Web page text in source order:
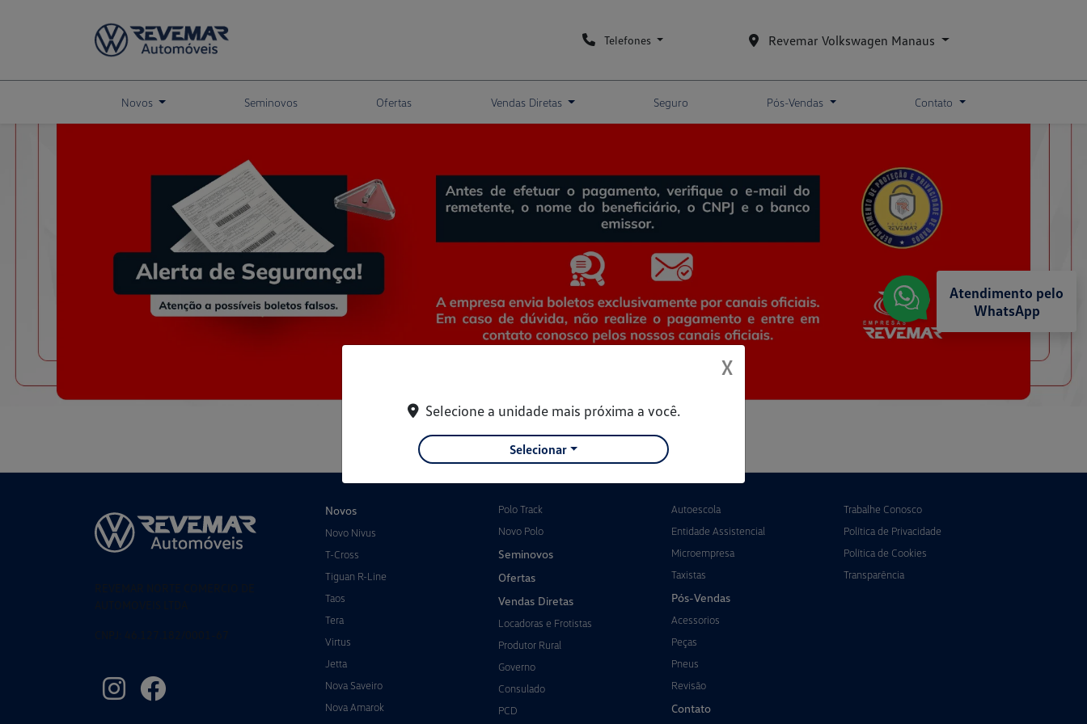
Telefones Revemar Volkswagen Manaus
Novos Seminovos Ofertas Vendas Diretas Seguro Pós-Vendas Contato
Novos
Novo Nivus
T-Cross
Tiguan R-Line
Taos
Tera
Virtus
Jetta
Nova Saveiro
Nova Amarok
Polo Track
Novo Polo
Seminovos
Ofertas
Vendas Diretas
Locadoras e Frotistas
Produtor Rural
Governo
Consulado
PCD
Autoescola
Entidade Assistencial
Microempresa
Taxistas
Pós-Vendas
Acessorios
Peças
Pneus
Revisão
Contato
Trabalhe Conosco
Política de Privacidade
Política de Cookies
Transparência
Atendimento pelo
WhatsApp
X
Selecione a unidade mais próxima a você.
Selecionar